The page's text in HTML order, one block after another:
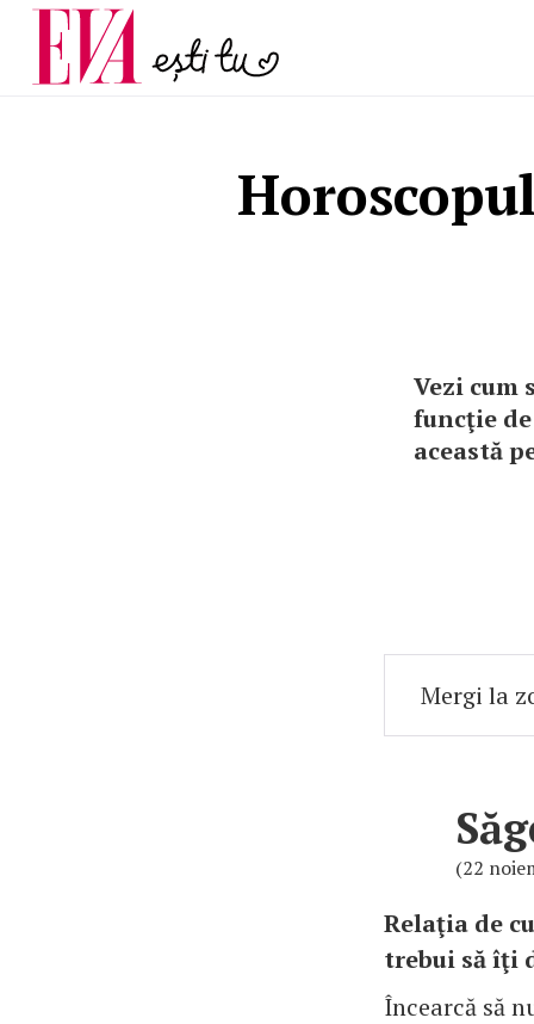
Vezi cum
funcţie
această
(22
Relaţia de
trebui să îţi
Încearcă să
Carieră
Actualitate